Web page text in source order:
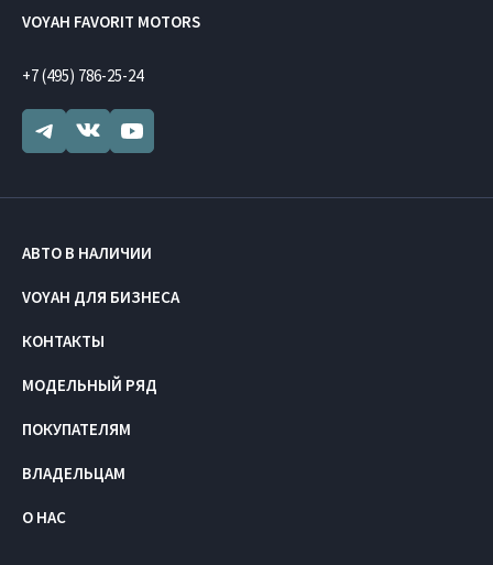
VOYAH FAVORIT MOTORS
+7 (495) 786-25-24
АВТО В НАЛИЧИИ
VOYAH ДЛЯ БИЗНЕСА
КОНТАКТЫ
МОДЕЛЬНЫЙ РЯД
ПОКУПАТЕЛЯМ
ВЛАДЕЛЬЦАМ
О НАС